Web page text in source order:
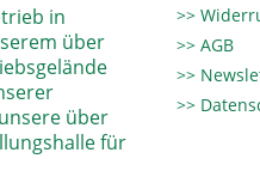
in
über
über
für
AGB